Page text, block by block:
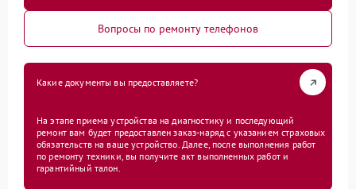
Вопросы по ремонту телефонов
Какие документы вы предоставляете?
На этапе приема устройства на диагностику и последующий
ремонт вам будет предоставлен заказ-наряд с указанием страховых
обязательств на ваше устройство. Далее, после выполнения работ
по ремонту техники, вы получите акт выполненных работ и
гарантийный талон.